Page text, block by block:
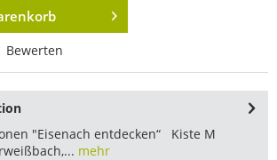
Bewerten
"Eisenach entdecken“ Kiste M
mehr